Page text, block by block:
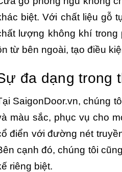
biệt. Với chất liệu gỗ
lượng không khí trong
từ bên ngoài, tạo điều
đa dạng trong
SaigonDoor.vn, chúng
màu sắc, phục vụ cho
điển với đường nét
cạnh đó, chúng tôi
riêng biệt.